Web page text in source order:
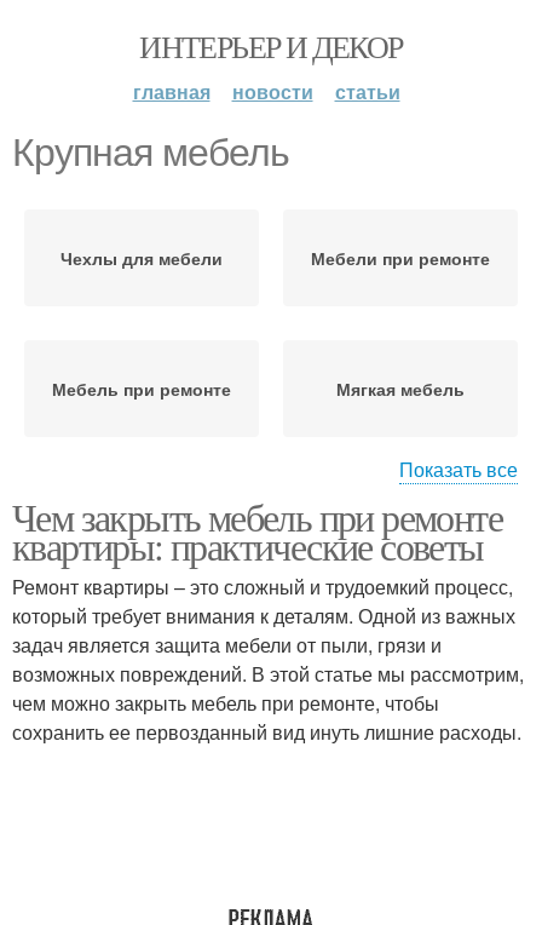
ИНТЕРЬЕР И ДЕКОР
главная новости статьи
Крупная мебель
Чехлы для мебели Мебели при ремонте
Мебель при ремонте Мягкая мебель
Корпусная мебель
Показать все
Чем закрыть мебель при ремонте
квартиры: практические советы
Ремонт квартиры – это сложный и трудоемкий процесс,
который требует внимания к деталям. Одной из важных
задач является защита мебели от пыли, грязи и
возможных повреждений. В этой статье мы рассмотрим,
чем можно закрыть мебель при ремонте, чтобы
сохранить ее первозданный вид инуть лишние расходы.